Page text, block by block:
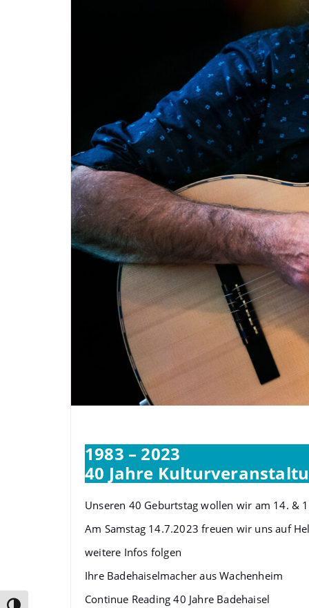
1983 – 2023
40 Jahre
Unseren 40 Geburtstag wollen wir am 14. &
Am Samstag 14.7.2023 freuen wir uns auf
weitere Infos folgen
Ihre Badehaiselmacher aus Wachenheim
Continue Reading 40 Jahre Badehaisel